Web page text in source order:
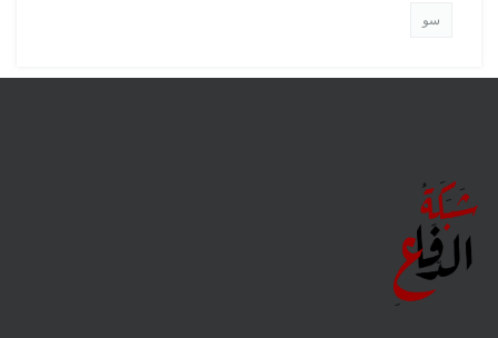
سو